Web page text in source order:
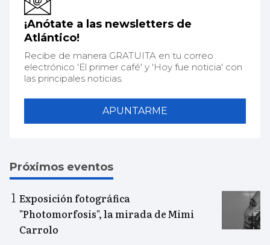
¡Anótate a las newsletters de
Atlántico!
Recibe de manera GRATUITA en tu correo
electrónico 'El primer café' y 'Hoy fue noticia' con
las principales noticias.
APUNTARME
Próximos eventos
Exposición fotográfica
"Photomorfosis", la mirada de Mimi
Carrolo